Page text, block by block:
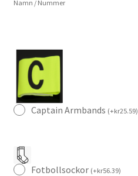
–
+
Shorts
mängd
Namn / Nummer
Captain Armbands (+kr25.59)
Fotbollsockor (+kr56.39)